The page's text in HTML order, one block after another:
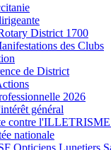
District 1700
des Clubs
de District
2026
général
contre l'ILLETRISME
nationale
Opticiens Lunetiers